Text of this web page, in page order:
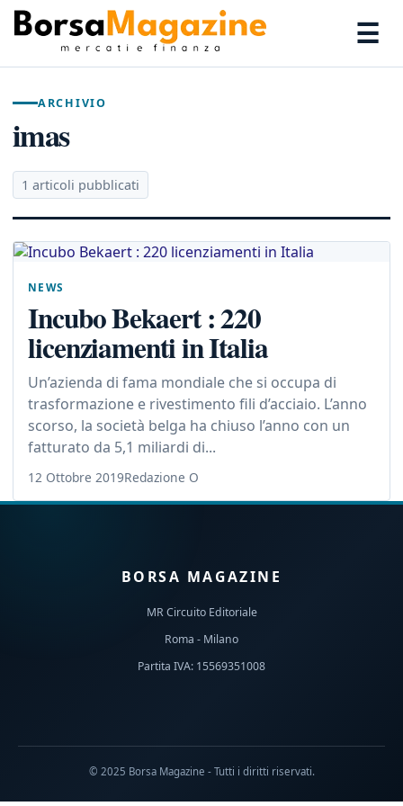
☰
ARCHIVIO
imas
1 articoli pubblicati
NEWS
Incubo Bekaert : 220
licenziamenti in Italia
Un’azienda di fama mondiale che si occupa di
trasformazione e rivestimento fili d’acciaio. L’anno
scorso, la società belga ha chiuso l’anno con un
fatturato da 5,1 miliardi di...
12 Ottobre 2019Redazione O
BORSA MAGAZINE
MR Circuito Editoriale
Roma - Milano
Partita IVA: 15569351008
© 2025 Borsa Magazine - Tutti i diritti riservati.